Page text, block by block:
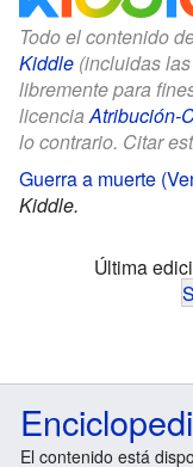
Todo el contenido
Kiddle (incluidas
libremente para
licencia Atribución-
lo contrario. Citar
Guerra a muerte
Kiddle.
Última
El contenido está